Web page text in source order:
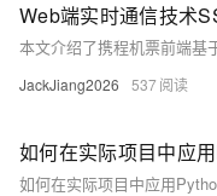
Web端实时通信技术
JackJiang2026 537
如何在实际项目中应用